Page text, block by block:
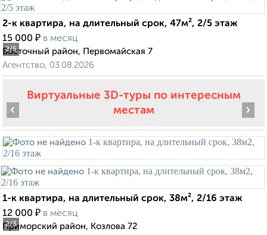
2/5
2-к квартира, на длительный срок, 47м², 2/5 этаж
15 000 ₽ в месяц
Восточный район, Первомайская 7
Агентство, 03.08.2026
Виртуальные 3D-туры по интересным
местам
2/3
‹ ›
1-к квартира, на длительный срок, 38м², 2/16 этаж
12 000 ₽ в месяц
Приморский район, Козлова 72